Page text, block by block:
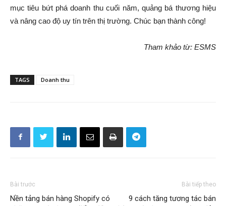
mục tiêu bứt phá doanh thu cuối năm, quảng bá thương hiệu
và nâng cao độ uy tín trên thị trường. Chúc bạn thành công!
Tham khảo từ: ESMS
TAGS Doanh thu
Bài trước
Nền tảng bán hàng Shopify có
Bài tiếp theo
9 cách tăng tương tác bán